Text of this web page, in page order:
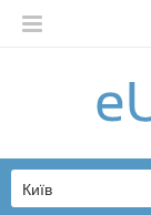
Українська
Київ